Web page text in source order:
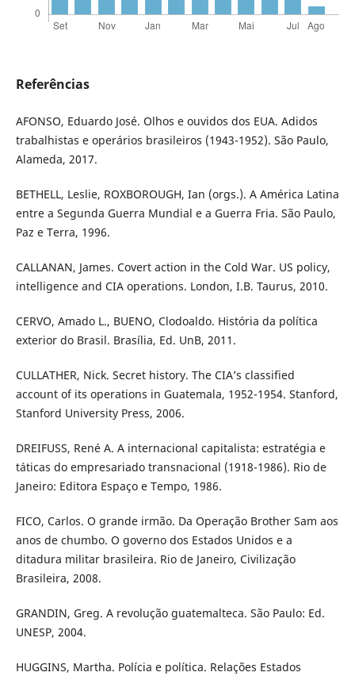
Referências
AFONSO, Eduardo José. Olhos e ouvidos dos EUA. Adidos
trabalhistas e operários brasileiros (1943-1952). São Paulo,
Alameda, 2017.
BETHELL, Leslie, ROXBOROUGH, Ian (orgs.). A América Latina
entre a Segunda Guerra Mundial e a Guerra Fria. São Paulo,
Paz e Terra, 1996.
CALLANAN, James. Covert action in the Cold War. US policy,
intelligence and CIA operations. London, I.B. Taurus, 2010.
CERVO, Amado L., BUENO, Clodoaldo. História da política
exterior do Brasil. Brasília, Ed. UnB, 2011.
CULLATHER, Nick. Secret history. The CIA’s classified
account of its operations in Guatemala, 1952-1954. Stanford,
Stanford University Press, 2006.
DREIFUSS, René A. A internacional capitalista: estratégia e
táticas do empresariado transnacional (1918-1986). Rio de
Janeiro: Editora Espaço e Tempo, 1986.
FICO, Carlos. O grande irmão. Da Operação Brother Sam aos
anos de chumbo. O governo dos Estados Unidos e a
ditadura militar brasileira. Rio de Janeiro, Civilização
Brasileira, 2008.
GRANDIN, Greg. A revolução guatemalteca. São Paulo: Ed.
UNESP, 2004.
HUGGINS, Martha. Polícia e política. Relações Estados